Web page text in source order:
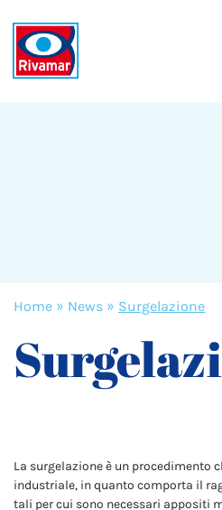
Home » News » Surgelazione
La surgelazione è un procedimento
industriale, in quanto comporta il
tali per cui sono necessari appositi